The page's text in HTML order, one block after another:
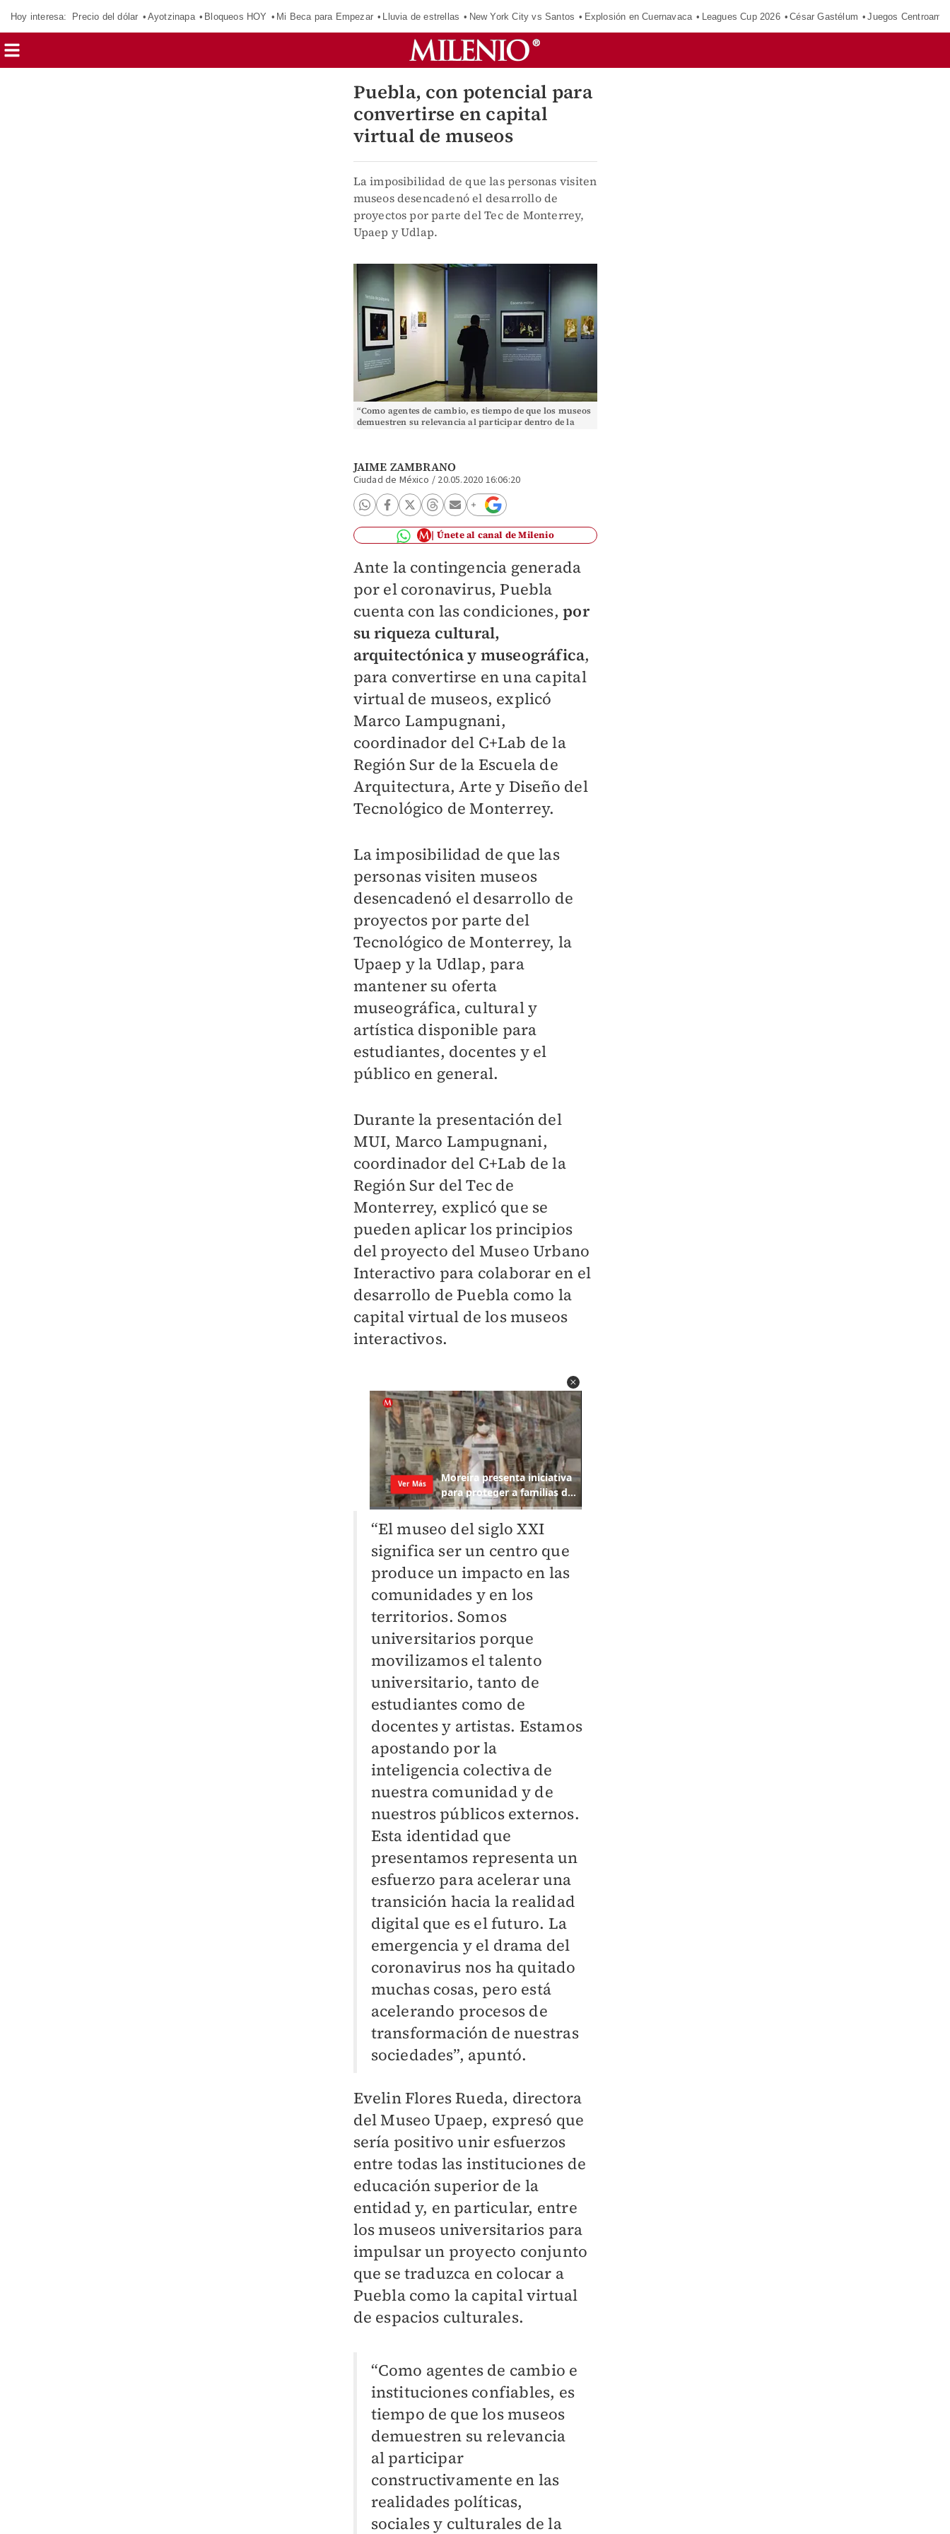
Hoy interesa: Precio del dólar Ayotzinapa Bloqueos HOY Mi Beca para Empezar Lluvia de estrellas New York City vs Santos Explosión en Cuernavaca Leagues Cup 2026 César Gastélum Juegos
Puebla, con potencial para
convertirse en capital
virtual de museos
La imposibilidad de que las personas visiten
museos desencadenó el desarrollo de
proyectos por parte del Tec de Monterrey,
Upaep y Udlap.
“Como agentes de cambio, es tiempo de que los museos
demuestren su relevancia al participar dentro de la
JAIME ZAMBRANO
Ciudad de México / 20.05.2020 16:06:20
Únete al canal de Milenio
Ante la contingencia generada
por el coronavirus, Puebla
cuenta con las condiciones,por
su riqueza cultural,
arquitectónica y museográfica,
para convertirse en una capital
virtual de museos, explicó
Marco Lampugnani,
coordinador del C+Lab de la
Región Sur de la Escuela de
Arquitectura, Arte y Diseño del
Tecnológico de Monterrey.
La imposibilidad de que las
personas visiten museos
desencadenó el desarrollo de
proyectos por parte del
Tecnológico de Monterrey, la
Upaep y la Udlap, para
mantener su oferta
museográfica, cultural y
artística disponible para
estudiantes, docentes y el
público en general.
Durante la presentación del
MUI, Marco Lampugnani,
coordinador del C+Lab de la
Región Sur del Tec de
Monterrey, explicó que se
pueden aplicar los principios
del proyecto del Museo Urbano
Interactivo para colaborar en el
desarrollo de Puebla como la
capital virtual de los museos
interactivos.
“El museo del siglo XXI
significa ser un centro que
produce un impacto en las
comunidades y en los
territorios. Somos
universitarios porque
movilizamos el talento
universitario, tanto de
estudiantes como de
docentes y artistas. Estamos
apostando por la
inteligencia colectiva de
nuestra comunidad y de
nuestros públicos externos.
Esta identidad que
presentamos representa un
esfuerzo para acelerar una
transición hacia la realidad
digital que es el futuro. La
emergencia y el drama del
coronavirus nos ha quitado
muchas cosas, pero está
acelerando procesos de
transformación de nuestras
sociedades”, apuntó.
Evelin Flores Rueda, directora
del Museo Upaep, expresó que
sería positivo unir esfuerzos
entre todas las instituciones de
educación superior de la
entidad y, en particular, entre
los museos universitarios para
impulsar un proyecto conjunto
que se traduzca en colocar a
Puebla como la capital virtual
de espacios culturales.
“Como agentes de cambio e
instituciones confiables, es
tiempo de que los museos
demuestren su relevancia
al participar
constructivamente en las
realidades políticas,
sociales y culturales de la